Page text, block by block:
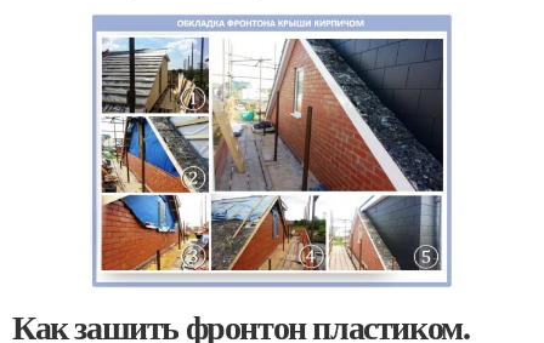
Как зашить фронтон пластиком.